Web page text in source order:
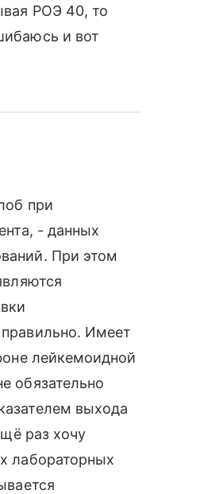
РОЭ 40, то
и вот
при
- данных
При этом
Имеет
лейкемоидной
обязательно
выхода
раз хочу
лабораторных